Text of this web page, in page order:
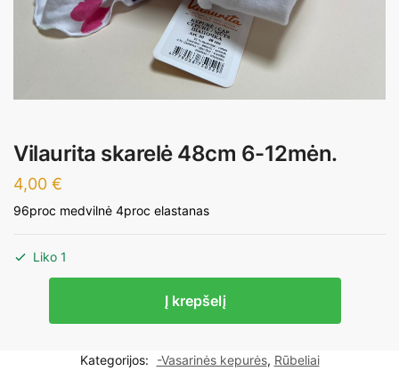
Vilaurita skarelė 48cm 6-12mėn.
4,00 €
96proc medvilnė 4proc elastanas
Liko 1
Vilaurita
Į krepšelį
Kategorijos: -Vasarinės kepurės, Rūbeliai